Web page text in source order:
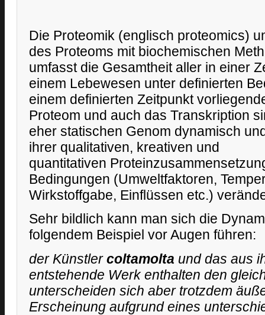
Die Proteomik (englisch proteomics)
des Proteoms mit biochemischen
umfasst die Gesamtheit aller in einer
einem Lebewesen unter definierten
einem definierten Zeitpunkt
Proteom und auch das Transkription
eher statischen Genom dynamisch
ihrer qualitativen, kreativen und
quantitativen
Bedingungen (Umweltfaktoren,
Wirkstoffgabe, Einflüssen etc.)
Sehr bildlich kann man sich die
folgendem Beispiel vor Augen führen:
der Künstlercoltamolta und das aus
entstehende Werk enthalten den
unterscheiden sich aber trotzdem
Erscheinung aufgrund eines